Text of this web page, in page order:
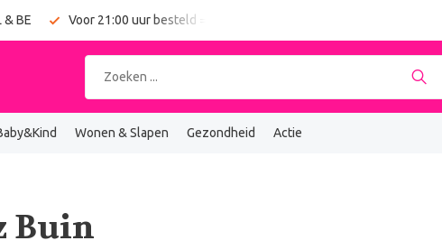
& BE Voor 21:00 uur besteld = vandaag verzonden
Wonen & Slapen Gezondheid Actie
Buin